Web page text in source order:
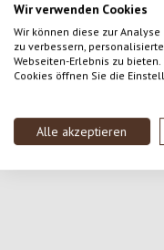
Wir verwenden Cookies
Wir können diese zur
zu verbessern,
Webseiten-Erlebnis zu
Cookies öffnen Sie die
Alle akzeptieren
Salta la